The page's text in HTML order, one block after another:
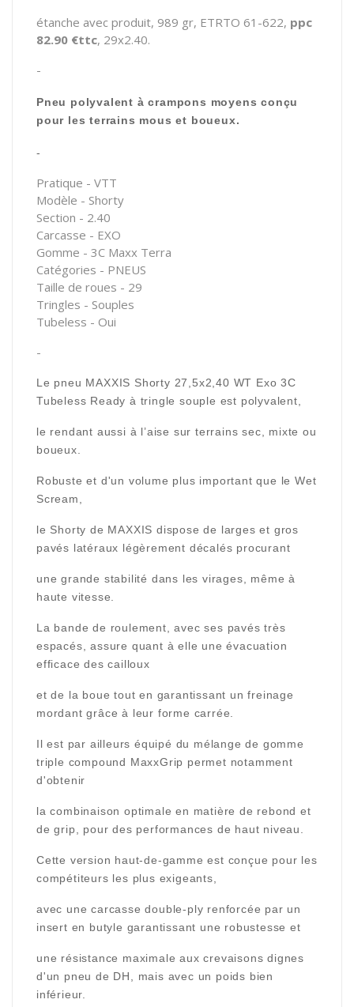
étanche avec produit, 989 gr, ETRTO 61-622, ppc
82.90 €ttc, 29x2.40.
-
Pneu polyvalent à crampons moyens conçu
pour les terrains mous et boueux.
-
Pratique - VTT
Modèle - Shorty
Section - 2.40
Carcasse - EXO
Gomme - 3C Maxx Terra
Catégories - PNEUS
Taille de roues - 29
Tringles - Souples
Tubeless - Oui
-
Le pneu MAXXIS Shorty 27,5x2,40 WT Exo 3C
Tubeless Ready à tringle souple est polyvalent,
le rendant aussi à l’aise sur terrains sec, mixte ou
boueux.
Robuste et d'un volume plus important que le Wet
Scream,
le Shorty de MAXXIS dispose de larges et gros
pavés latéraux légèrement décalés procurant
une grande stabilité dans les virages, même à
haute vitesse.
La bande de roulement, avec ses pavés très
espacés, assure quant à elle une évacuation
efficace des cailloux
et de la boue tout en garantissant un freinage
mordant grâce à leur forme carrée.
Il est par ailleurs équipé du mélange de gomme
triple compound MaxxGrip permet notamment
d'obtenir
la combinaison optimale en matière de rebond et
de grip, pour des performances de haut niveau.
Cette version haut-de-gamme est conçue pour les
compétiteurs les plus exigeants,
avec une carcasse double-ply renforcée par un
insert en butyle garantissant une robustesse et
une résistance maximale aux crevaisons dignes
d'un pneu de DH, mais avec un poids bien
inférieur.